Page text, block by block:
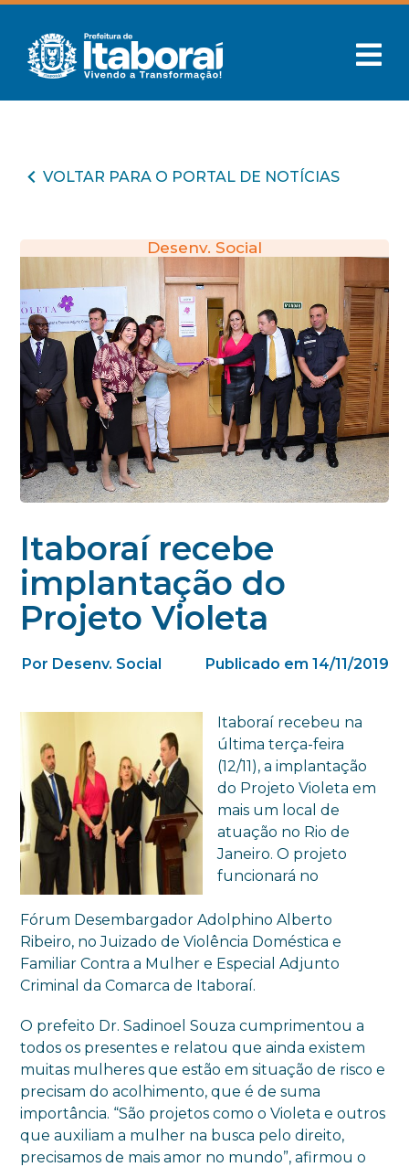
VOLTAR PARA O PORTAL DE NOTÍCIAS
Desenv. Social
Itaboraí recebe
implantação do
Projeto Violeta
Por Desenv. Social Publicado em 14/11/2019
Itaboraí recebeu na
última terça-feira
(12/11), a implantação
do Projeto Violeta em
mais um local de
atuação no Rio de
Janeiro. O projeto
funcionará no
Fórum Desembargador Adolphino Alberto
Ribeiro, no Juizado de Violência Doméstica e
Familiar Contra a Mulher e Especial Adjunto
Criminal da Comarca de Itaboraí.
O prefeito Dr. Sadinoel Souza cumprimentou a
todos os presentes e relatou que ainda existem
muitas mulheres que estão em situação de risco e
precisam do acolhimento, que é de suma
importância. “São projetos como o Violeta e outros
que auxiliam a mulher na busca pelo direito,
precisamos de mais amor no mundo”, afirmou o